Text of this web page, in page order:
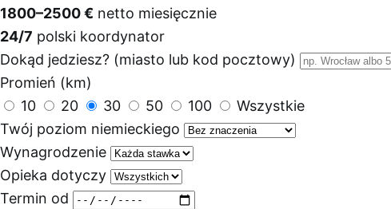
1800–2500 € netto miesięcznie
24/7 polski koordynator
Dokąd jedziesz? (miasto lub kod pocztowy)
Promień (km)
10
20 30 50 100
Wszystkie
Twój poziom niemieckiego
Wynagrodzenie
Opieka dotyczy
Termin od